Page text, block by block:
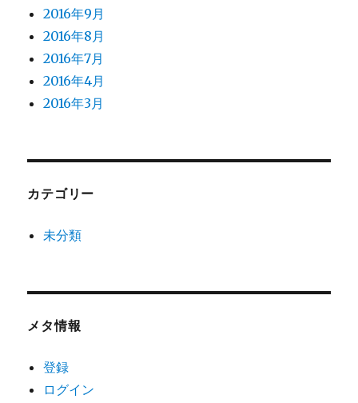
2016年9月
2016年8月
2016年7月
2016年4月
2016年3月
カテゴリー
未分類
メタ情報
登録
ログイン